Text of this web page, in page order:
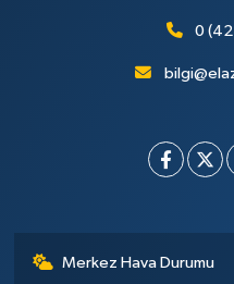
0
Merkez Hava Durumu